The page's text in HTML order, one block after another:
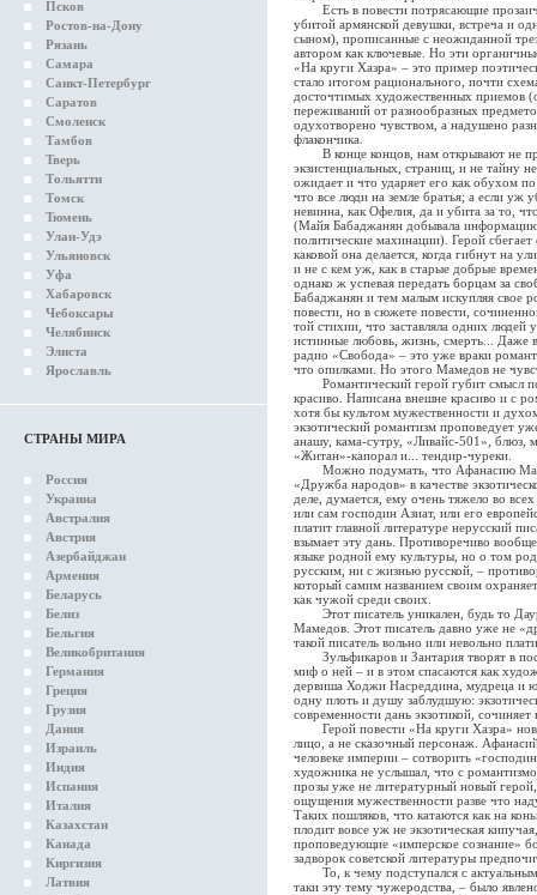
Псков
Ростов-на-Дону
Рязань
Самара
Санкт-Петербург
Саратов
Смоленск
Тамбов
Тверь
Тольятти
Томск
Тюмень
Улан-Удэ
Ульяновск
Уфа
Хабаровск
Чебоксары
Челябинск
Элиста
Ярославль
СТРАНЫ МИРА
Россия
Украина
Австралия
Австрия
Азербайджан
Армения
Беларусь
Белиз
Бельгия
Великобритания
Германия
Греция
Грузия
Дания
Израиль
Индия
Испания
Италия
Казахстан
Канада
Киргизия
Латвия
Есть в повести потрясающие
убитой армянской девушки, встреча и
сыном), прописанные с неожиданной
автором как ключевые. Но эти
«На круги Хазра» – это пример
стало итогом рационального, почти
досточтимых художественных приемов
переживаний от разнообразных
одухотворено чувством, а надушено
флакончика.
В конце концов, нам открывают не
экзистенциальных, страниц, и не тайну
ожидает и что ударяет его как обухом
что все люди на земле братья; а если уж
невинна, как Офелия, да и убита за то,
(Майя Бабаджанян добывала
политические махинации). Герой
каковой она делается, когда гибнут на
и не с кем уж, как в старые добрые
однако ж успевая передать борцам за
Бабаджанян и тем малым искупляя свое
повести, но в сюжете повести,
той стихии, что заставляла одних людей
истинные любовь, жизнь, смерть... Даже
радио «Свобода» – это уже враки
что опилками. Но этого Мамедов не
Романтический герой губит смысл
красиво. Написана внешне красиво и с
хотя бы культом мужественности и
экзотический романтизм проповедует
анашу, кама-сутру, «Ливайс-501»,
«Житан»-капорал и... тендир-чуреки.
Можно подумать, что Афанасию
«Дружба народов» в качестве
деле, думается, ему очень тяжело во
или сам господин Азиат, или его
платит главной литературе нерусский
взымает эту дань. Противоречиво
языке родной ему культуры, но о том
русским, ни с жизнью русской, –
который самим названием своим
как чужой среди своих.
Этот писатель уникален, будь то
Мамедов. Этот писатель давно уже не
такой писатель вольно или невольно
Зульфикаров и Зантария творят в
миф о ней – и в этом спасаются как
дервиша Ходжи Насреддина, мудреца и
одну плоть и душу заблудшую:
современности дань экзотикой,
Герой повести «На круги Хазра» нов
лицо, а не сказочный персонаж.
человеке империи – сотворить
художника не услышал, что с
прозы уже не литературный новый
ощущения мужественности разве что
Таких пошляков, что катаются как на
плодит вовсе уж не экзотическая
проповедующие «имперское сознание»
задворок советской литературы
То, к чему подступался с
таки эту тему чужеродства, – было